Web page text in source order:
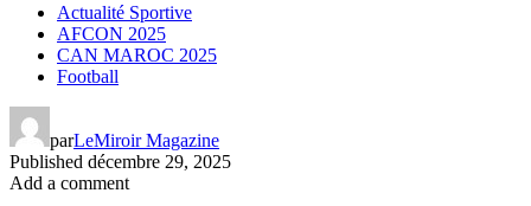
Actualité Sportive
AFCON 2025
CAN MAROC 2025
Football
parLeMiroir Magazine
Published décembre 29, 2025
Add a comment